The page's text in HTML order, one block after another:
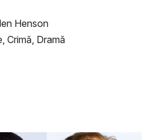
Henson
Crimă, Dramă